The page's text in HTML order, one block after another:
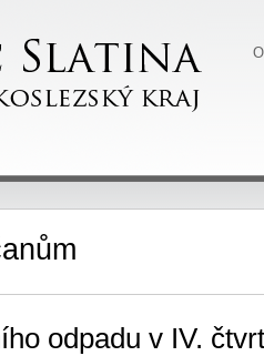
odpadu v IV.